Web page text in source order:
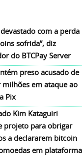
devastado com a perda
sofrida”, diz
do BTCPay Server
preso acusado de
milhões em ataque ao
Pix
Kim Kataguiri
projeto para obrigar
a declararem bitcoin
em plataforma